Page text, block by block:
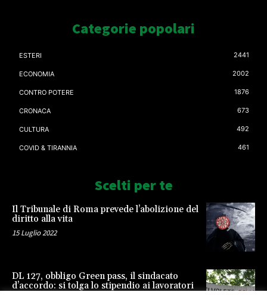
Categorie popolari
ESTERI 2441
ECONOMIA 2002
CONTRO POTERE 1876
CRONACA 673
CULTURA 492
COVID & TIRANNIA 461
Scelti per te
Il Tribunale di Roma prevede l’abolizione del
diritto alla vita
15 Luglio 2022
DL 127, obbligo Green pass, il sindacato
d’accordo: si tolga lo stipendio ai lavoratori